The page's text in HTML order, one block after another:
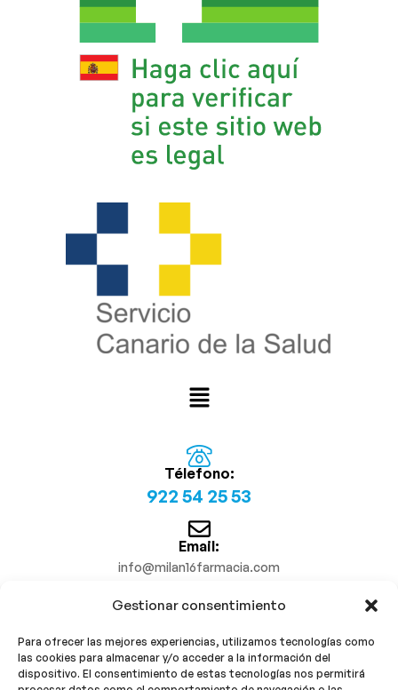
Gestionar consentimiento
Para ofrecer las mejores experiencias, utilizamos tecnologías como
las cookies para almacenar y/o acceder a la información del
dispositivo. El consentimiento de estas tecnologías nos permitirá
Télefono:
922 54 25 53
Email:
info@milan16farmacia.com
¡Síguenos!